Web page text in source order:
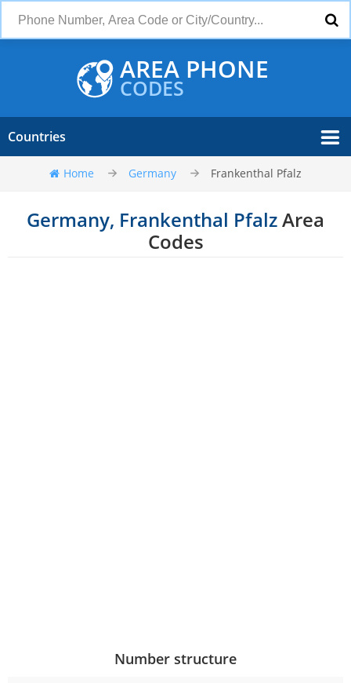
AREA PHONE
CODES
Countries
Home Germany Frankenthal Pfalz
Germany, Frankenthal PfalzArea
Codes
Number structure